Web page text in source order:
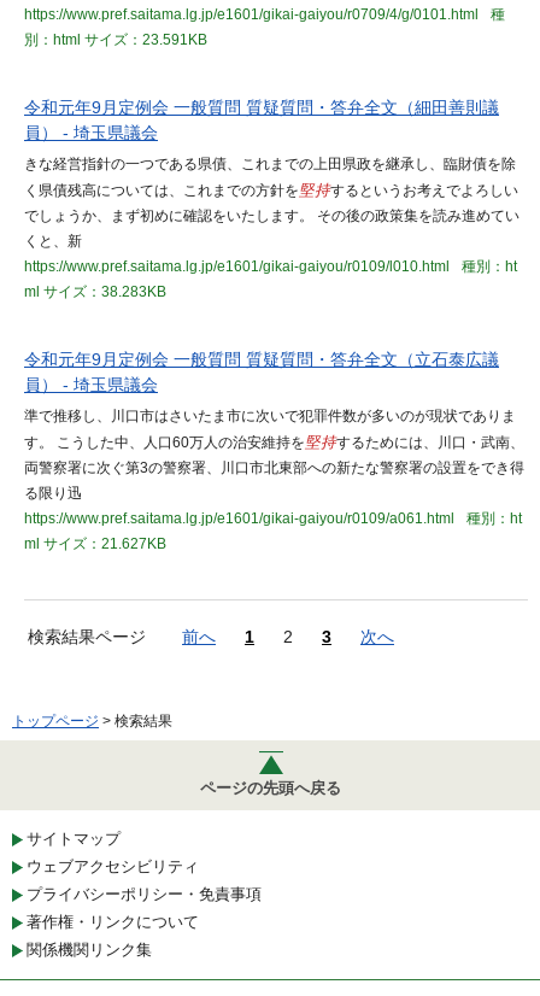
https://www.pref.saitama.lg.jp/e1601/gikai-gaiyou/r0709/4/g/0101.html
種
別：html サイズ：23.591KB
令和元年9月定例会 一般質問 質疑質問・答弁全文（細田善則議
員） - 埼玉県議会
きな経営指針の一つである県債、これまでの上田県政を継承し、臨財債を除
く県債残高については、これまでの方針を堅持するというお考えでよろしい
でしょうか、まず初めに確認をいたします。 その後の政策集を読み進めてい
くと、新
https://www.pref.saitama.lg.jp/e1601/gikai-gaiyou/r0109/l010.html
種別：ht
ml サイズ：38.283KB
令和元年9月定例会 一般質問 質疑質問・答弁全文（立石泰広議
員） - 埼玉県議会
準で推移し、川口市はさいたま市に次いで犯罪件数が多いのが現状でありま
す。 こうした中、人口60万人の治安維持を堅持するためには、川口・武南、
両警察署に次ぐ第3の警察署、川口市北東部への新たな警察署の設置をでき得
る限り迅
https://www.pref.saitama.lg.jp/e1601/gikai-gaiyou/r0109/a061.html
種別：ht
ml サイズ：21.627KB
検索結果ページ 前へ 1 2 3 次へ
トップページ > 検索結果
ページの先頭へ戻る
サイトマップ
ウェブアクセシビリティ
プライバシーポリシー・免責事項
著作権・リンクについて
関係機関リンク集